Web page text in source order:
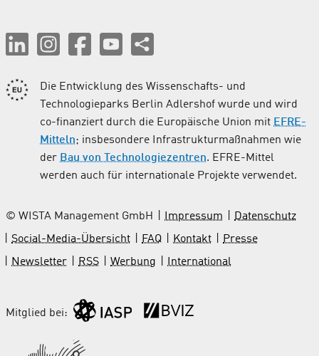
Die Entwicklung des Wissenschafts- und
Technologieparks Berlin Adlershof wurde und wird
co-finanziert durch die Europäische Union mit EFRE-
Mitteln; insbesondere Infrastrukturmaßnahmen wie
der Bau von Technologiezentren. EFRE-Mittel
werden auch für internationale Projekte verwendet.
© WISTA Management GmbH Impressum
Datenschutz
Social-Media-Übersicht
FAQ Kontakt
Presse
Newsletter
RSS Werbung International
Mitglied bei: